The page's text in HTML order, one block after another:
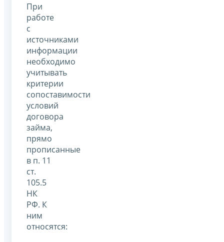
При
работе
с
источниками
информации
необходимо
учитывать
критерии
сопоставимости
условий
договора
займа,
прямо
прописанные
в п. 11
ст.
105.5
НК
РФ. К
ним
относятся: